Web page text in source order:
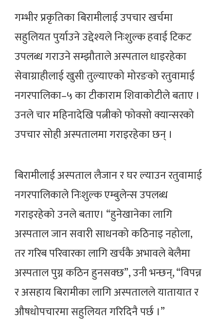
गम्भीर प्रकृतिका बिरामीलाई उपचार खर्चमा
सहुलियत पुर्याउने उद्देश्यले निःशुल्क हवाई टिकट
उपलब्ध गराउने सम्झौताले अस्पताल धाइरहेका
सेवाग्राहीलाई खुसी तुल्याएको मोरङको रतुवामाई
नगरपालिका–५ का टीकाराम शिवाकोटीले बताए ।
उनले चार महिनादेखि पत्नीको फोक्सो क्यान्सरको
उपचार सोही अस्पतालमा गराइरहेका छन् ।
बिरामीलाई अस्पताल लैजान र घर ल्याउन रतुवामाई
नगरपालिकाले निःशुल्क एम्बुलेन्स उपलब्ध
गराइरहेको उनले बताए। “हुनेखानेका लागि
अस्पताल जान सवारी साधनको कठिनाइ नहोला,
तर गरिब परिवारका लागि खर्चकै अभावले बेलैमा
अस्पताल पुग्न कठिन हुनसक्छ”, उनी भन्छन्, “विपन्न
र असहाय बिरामीका लागि अस्पतालले यातायात र
औषधोपचारमा सहुलियत गरिदिनै पर्छ ।”